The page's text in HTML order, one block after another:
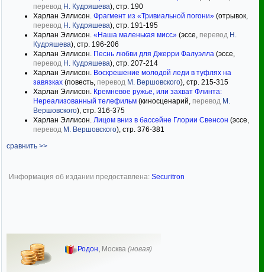
перевод Н. Кудряшева), стр. 190
Харлан Эллисон. Фрагмент из «Тривиальной погони» (отрывок,
перевод Н. Кудряшева), стр. 191-195
Харлан Эллисон. «Наша маленькая мисс» (эссе, перевод Н.
Кудряшева), стр. 196-206
Харлан Эллисон. Песнь любви для Джерри Фалуэлла (эссе,
перевод Н. Кудряшева), стр. 207-214
Харлан Эллисон. Воскрешение молодой леди в туфлях на
завязках (повесть, перевод М. Вершовского), стр. 215-315
Харлан Эллисон. Кремневое ружье, или захват Флинта:
Нереализованный телефильм (киносценарий, перевод М.
Вершовского), стр. 316-375
Харлан Эллисон. Лицом вниз в бассейне Глории Свенсон (эссе,
перевод М. Вершовского), стр. 376-381
сравнить >>
Информация об издании предоставлена: Securitron
Родон, Москва (новая)